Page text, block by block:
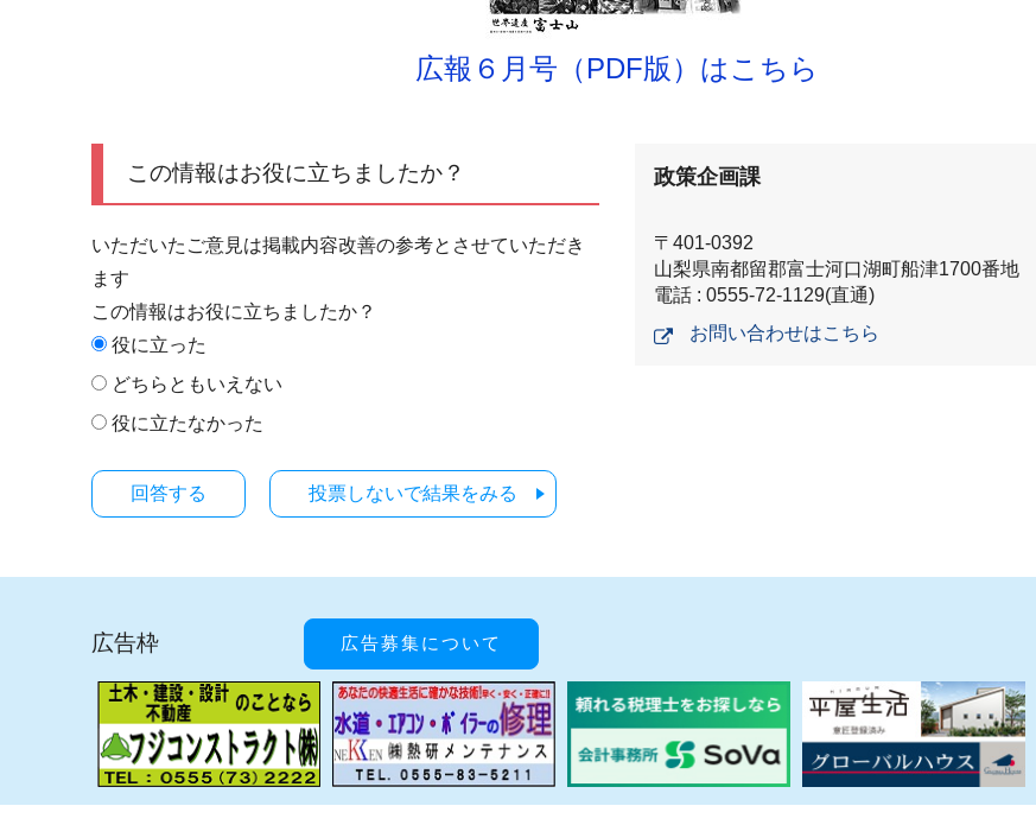
広報６月号（PDF版）はこちら
この情報はお役に立ちましたか？
いただいたご意見は掲載内容改善の参考とさせていただき
ます
この情報はお役に立ちましたか？
役に立った
どちらともいえない
役に立たなかった
投票しないで結果をみる
政策企画課
〒401-0392
山梨県南都留郡富士河口湖町船津1700番地
電話 : 0555-72-1129(直通)
お問い合わせはこちら
広告枠 広告募集について